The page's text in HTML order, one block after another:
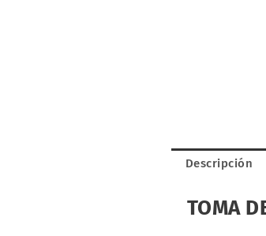
Descripción
TOMA